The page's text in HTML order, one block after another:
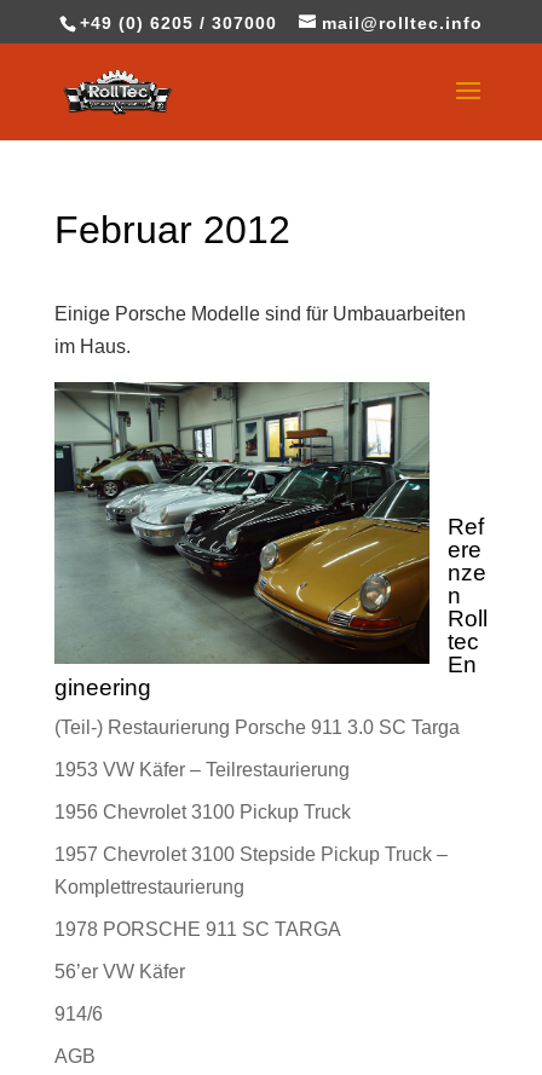
+49 (0) 6205 / 307000 mail@rolltec.info
Februar 2012
Einige Porsche Modelle sind für Umbauarbeiten
im Haus.
Ref
ere
nze
n
Roll
tec
En
gineering
(Teil-) Restaurierung Porsche 911 3.0 SC Targa
1953 VW Käfer – Teilrestaurierung
1956 Chevrolet 3100 Pickup Truck
1957 Chevrolet 3100 Stepside Pickup Truck –
Komplettrestaurierung
1978 PORSCHE 911 SC TARGA
56’er VW Käfer
914/6
AGB